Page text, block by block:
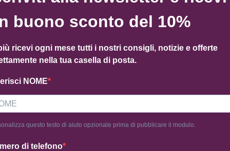
buono sconto del 10%
ricevi ogni mese tutti i nostri consigli, notizie e offerte
nella tua casella di posta.
NOME
questo testo di aiuto opzionale prima di pubblicare il modulo.
di telefono
CategoriaPattys